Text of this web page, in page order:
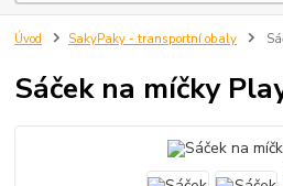
Úvod SakyPaky - transportní obaly
Sáček na míčky